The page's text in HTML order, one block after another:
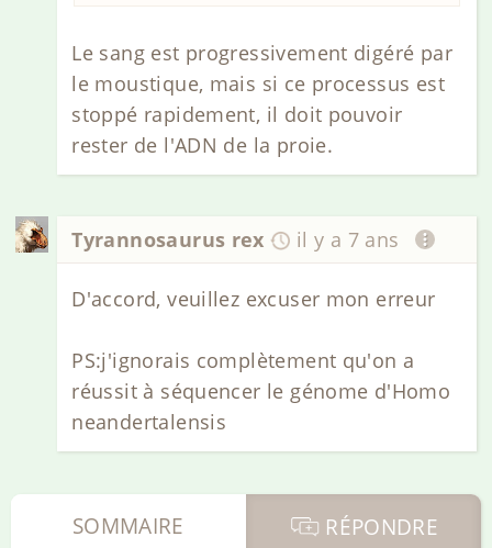
Le sang est progressivement digéré par
le moustique, mais si ce processus est
stoppé rapidement, il doit pouvoir
rester de l'ADN de la proie.
Tyrannosaurus rex il y a 7 ans
D'accord, veuillez excuser mon erreur
PS:j'ignorais complètement qu'on a
réussit à séquencer le génome d'Homo
neandertalensis
RÉPONDRE
SOMMAIRE